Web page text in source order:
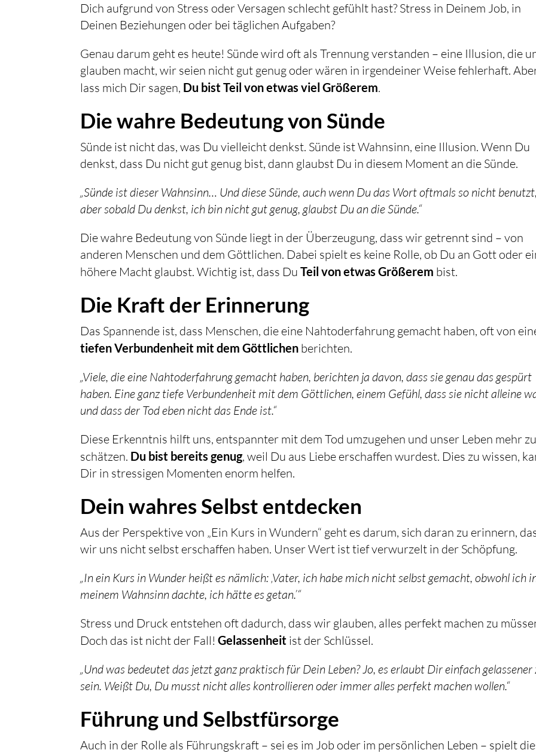
Dich aufgrund von Stress oder Versagen schlecht gefühlt hast? Stress in Deinem Job, in
Deinen Beziehungen oder bei täglichen Aufgaben?
Genau darum geht es heute! Sünde wird oft als Trennung verstanden – eine Illusion, die
glauben macht, wir seien nicht gut genug oder wären in irgendeiner Weise fehlerhaft.
lass mich Dir sagen, Du bist Teil von etwas viel Größerem.
Die wahre Bedeutung von Sünde
Sünde ist nicht das, was Du vielleicht denkst. Sünde ist Wahnsinn, eine Illusion. Wenn Du
denkst, dass Du nicht gut genug bist, dann glaubst Du in diesem Moment an die Sünde.
„Sünde ist dieser Wahnsinn… Und diese Sünde, auch wenn Du das Wort oftmals so nicht benutzt,
aber sobald Du denkst, ich bin nicht gut genug, glaubst Du an die Sünde.“
Die wahre Bedeutung von Sünde liegt in der Überzeugung, dass wir getrennt sind – von
anderen Menschen und dem Göttlichen. Dabei spielt es keine Rolle, ob Du an Gott oder
höhere Macht glaubst. Wichtig ist, dass DuTeil von etwas Größerem bist.
Die Kraft der Erinnerung
Das Spannende ist, dass Menschen, die eine Nahtoderfahrung gemacht haben, oft von
tiefen Verbundenheit mit dem Göttlichen berichten.
„Viele, die eine Nahtoderfahrung gemacht haben, berichten ja davon, dass sie genau das gespürt
haben. Eine ganz tiefe Verbundenheit mit dem Göttlichen, einem Gefühl, dass sie nicht alleine
und dass der Tod eben nicht das Ende ist.“
Diese Erkenntnis hilft uns, entspannter mit dem Tod umzugehen und unser Leben mehr zu
schätzen. Du bist bereits genug, weil Du aus Liebe erschaffen wurdest. Dies zu wissen,
Dir in stressigen Momenten enorm helfen.
Dein wahres Selbst entdecken
Aus der Perspektive von „Ein Kurs in Wundern“ geht es darum, sich daran zu erinnern,
wir uns nicht selbst erschaffen haben. Unser Wert ist tief verwurzelt in der Schöpfung.
„In ein Kurs in Wunder heißt es nämlich: ‚Vater, ich habe mich nicht selbst gemacht, obwohl ich
meinem Wahnsinn dachte, ich hätte es getan.’“
Stress und Druck entstehen oft dadurch, dass wir glauben, alles perfekt machen zu
Doch das ist nicht der Fall!Gelassenheit ist der Schlüssel.
„Und was bedeutet das jetzt ganz praktisch für Dein Leben? Jo, es erlaubt Dir einfach gelassener
sein. Weißt Du, Du musst nicht alles kontrollieren oder immer alles perfekt machen wollen.“
Führung und Selbstfürsorge
Auch in der Rolle als Führungskraft – sei es im Job oder im persönlichen Leben – spielt